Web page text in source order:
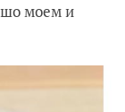
моем и